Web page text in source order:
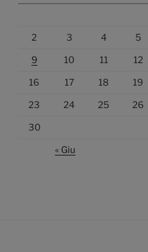
2 3 4 5
9 10 11 12
16 17 18 19
23 24 25 26
30
« Giu